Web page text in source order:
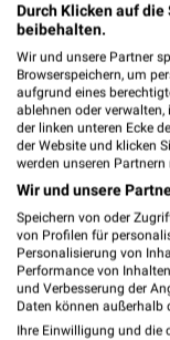
Durch Klicken auf
beibehalten.
Wir und unsere Partner
Browserspeichern, um
aufgrund eines
ablehnen oder
der linken unteren Ecke
der Website und klicken
werden unseren
Wir und unsere
Speichern von oder
von Profilen für
Personalisierung von
Performance von
und Verbesserung der
Daten können außerhalb
Ihre Einwilligung und die